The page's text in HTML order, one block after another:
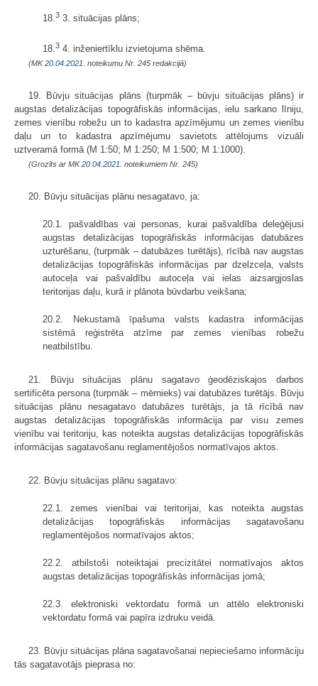
18. 3 3. situācijas plāns;
18.3 4. inženiertīklu izvietojuma shēma.
(MK20.04.2021. noteikumu Nr. 245 redakcijā)
19. Būvju situācijas plāns (turpmāk – būvju situācijas plāns) ir
augstas detalizācijas topogrāfiskās informācijas, ielu sarkano līniju,
zemes vienību robežu un to kadastra apzīmējumu un zemes vienību
daļu un to kadastra apzīmējumu savietots attēlojums vizuāli
uztveramā formā (M 1:50; M 1:250; M 1:500; M 1:1000).
(Grozīts ar MK20.04.2021. noteikumiem Nr. 245)
20. Būvju situācijas plānu nesagatavo, ja:
20.1. pašvaldības vai personas, kurai pašvaldība deleģējusi
augstas detalizācijas topogrāfiskās informācijas datubāzes
uzturēšanu, (turpmāk – datubāzes turētājs), rīcībā nav augstas
detalizācijas topogrāfiskās informācijas par dzelzceļa, valsts
autoceļa vai pašvaldību autoceļa vai ielas aizsargjoslas
teritorijas daļu, kurā ir plānota būvdarbu veikšana;
20.2. Nekustamā īpašuma valsts kadastra informācijas
sistēmā reģistrēta atzīme par zemes vienības robežu
neatbilstību.
21. Būvju situācijas plānu sagatavo ģeodēziskajos darbos
sertificēta persona (turpmāk – mērnieks) vai datubāzes turētājs. Būvju
situācijas plānu nesagatavo datubāzes turētājs, ja tā rīcībā nav
augstas detalizācijas topogrāfiskās informācija par visu zemes
vienību vai teritoriju, kas noteikta augstas detalizācijas topogrāfiskās
informācijas sagatavošanu reglamentējošos normatīvajos aktos.
22. Būvju situācijas plānu sagatavo:
22.1. zemes vienībai vai teritorijai, kas noteikta augstas
detalizācijas topogrāfiskās informācijas sagatavošanu
reglamentējošos normatīvajos aktos;
22.2. atbilstoši noteiktajai precizitātei normatīvajos aktos
augstas detalizācijas topogrāfiskās informācijas jomā;
22.3. elektroniski vektordatu formā un attēlo elektroniski
vektordatu formā vai papīra izdruku veidā.
23. Būvju situācijas plāna sagatavošanai nepieciešamo informāciju
tās sagatavotājs pieprasa no: